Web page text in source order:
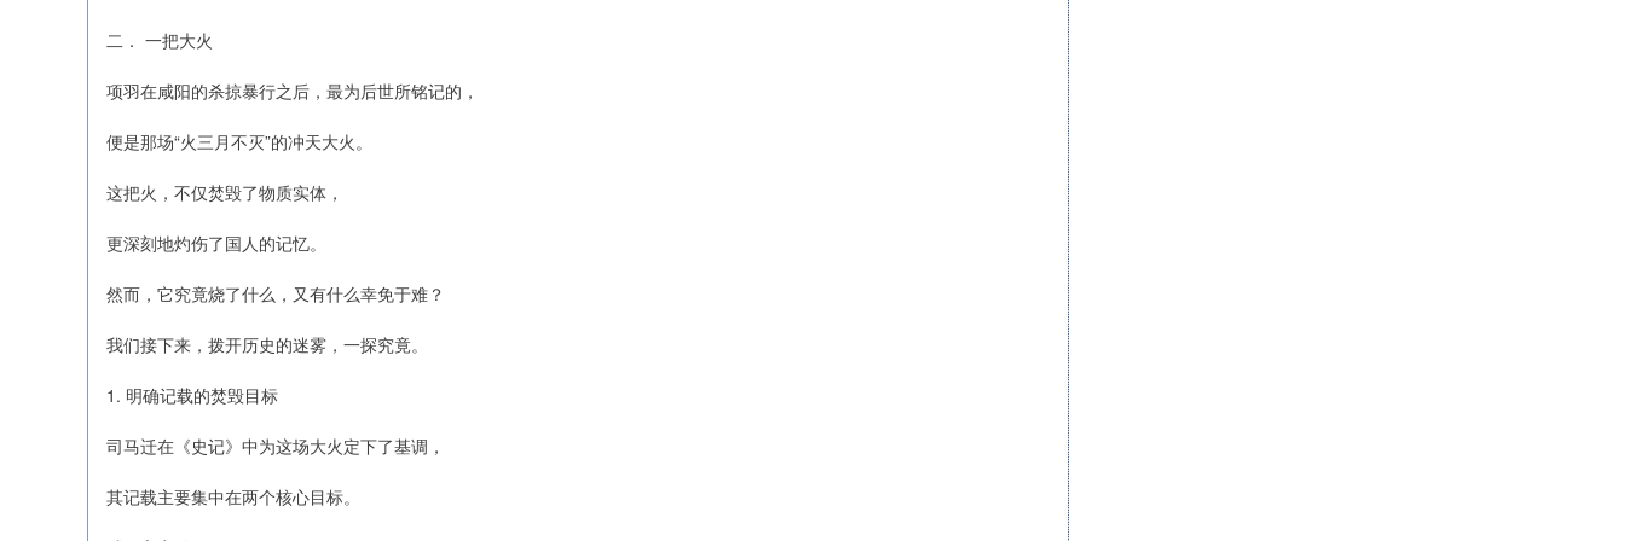
二． 一把大火
项羽在咸阳的杀掠暴行之后，最为后世所铭记的，
便是那场“火三月不灭”的冲天大火。
这把火，不仅焚毁了物质实体，
更深刻地灼伤了国人的记忆。
然而，它究竟烧了什么，又有什么幸免于难？
我们接下来，拨开历史的迷雾，一探究竟。
1. 明确记载的焚毁目标
司马迁在《史记》中为这场大火定下了基调，
其记载主要集中在两个核心目标。